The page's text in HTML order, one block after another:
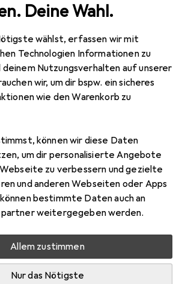
Deine Wahl.
wählst, erfassen wir mit
Technologien Informationen zu
Nutzungsverhalten auf unserer
wir, um dir bspw. ein sicheres
wie den Warenkorb zu
können wir diese Daten
um dir personalisierte Angebote
zu verbessern und gezielte
und anderen Webseiten oder Apps
bestimmte Daten auch an
weitergegeben werden.
Allem zustimmen
Nur das Nötigste
Kostüm Widmann Groovy Bluse Bubbles
5 Bilder
Bluse Bubbles
Marke
Mehr von Widmann
und Do, 13.8. geliefert
Lager beim Drittanbieter
für genaue Lieferzeit